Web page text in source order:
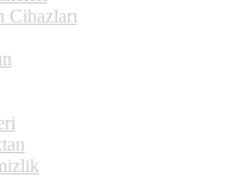
Cihazları